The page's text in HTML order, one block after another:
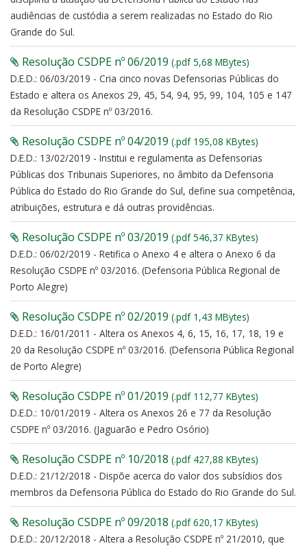
audiências de custódia a serem realizadas no Estado do Rio
Grande do Sul.
Resolução CSDPE nº 06/2019 (.pdf 5,68 MBytes)
D.E.D.: 06/03/2019 - Cria cinco novas Defensorias Públicas do
Estado e altera os Anexos 29, 45, 54, 94, 95, 99, 104, 105 e 147
da Resolução CSDPE nº 03/2016.
Resolução CSDPE nº 04/2019 (.pdf 195,08 KBytes)
D.E.D.: 13/02/2019 - Institui e regulamenta as Defensorias
Públicas dos Tribunais Superiores, no âmbito da Defensoria
Pública do Estado do Rio Grande do Sul, define sua competência,
atribuições, estrutura e dá outras providências.
Resolução CSDPE nº 03/2019 (.pdf 546,37 KBytes)
D.E.D.: 06/02/2019 - Retifica o Anexo 4 e altera o Anexo 6 da
Resolução CSDPE nº 03/2016. (Defensoria Pública Regional de
Porto Alegre)
Resolução CSDPE nº 02/2019 (.pdf 1,43 MBytes)
D.E.D.: 16/01/2011 - Altera os Anexos 4, 6, 15, 16, 17, 18, 19 e
20 da Resolução CSDPE nº 03/2016. (Defensoria Pública Regional
de Porto Alegre)
Resolução CSDPE nº 01/2019 (.pdf 112,77 KBytes)
D.E.D.: 10/01/2019 - Altera os Anexos 26 e 77 da Resolução
CSDPE nº 03/2016. (Jaguarão e Pedro Osório)
Resolução CSDPE nº 10/2018 (.pdf 427,88 KBytes)
D.E.D.: 21/12/2018 - Dispõe acerca do valor dos subsídios dos
membros da Defensoria Pública do Estado do Rio Grande do Sul.
Resolução CSDPE nº 09/2018 (.pdf 620,17 KBytes)
D.E.D.: 20/12/2018 - Altera a Resolução CSDPE nº 21/2010, que